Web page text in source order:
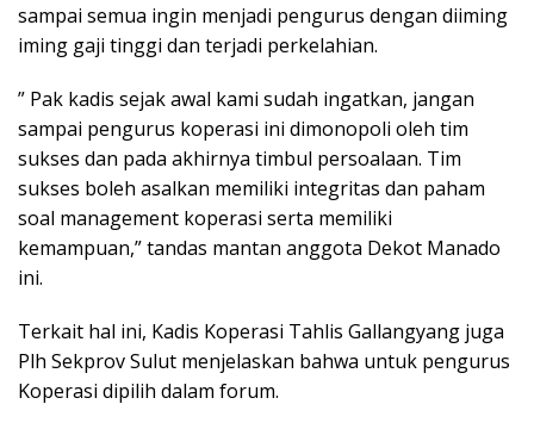
sampai semua ingin menjadi pengurus dengan diiming
iming gaji tinggi dan terjadi perkelahian.
” Pak kadis sejak awal kami sudah ingatkan, jangan
sampai pengurus koperasi ini dimonopoli oleh tim
sukses dan pada akhirnya timbul persoalaan. Tim
sukses boleh asalkan memiliki integritas dan paham
soal management koperasi serta memiliki
kemampuan,” tandas mantan anggota Dekot Manado
ini.
Terkait hal ini, Kadis Koperasi Tahlis Gallangyang juga
Plh Sekprov Sulut menjelaskan bahwa untuk pengurus
Koperasi dipilih dalam forum.